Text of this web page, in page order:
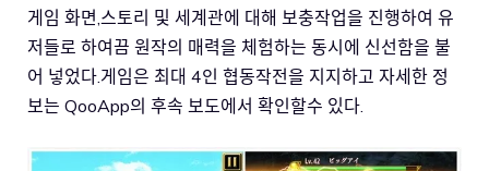
게임 화면,스토리 및 세계관에 대해 보충작업을 진행하여 유
저들로 하여끔 원작의 매력을 체험하는 동시에 신선함을 불
어 넣었다.게임은 최대 4인 협동작전을 지지하고 자세한 정
보는 QooApp의 후속 보도에서 확인할수 있다.